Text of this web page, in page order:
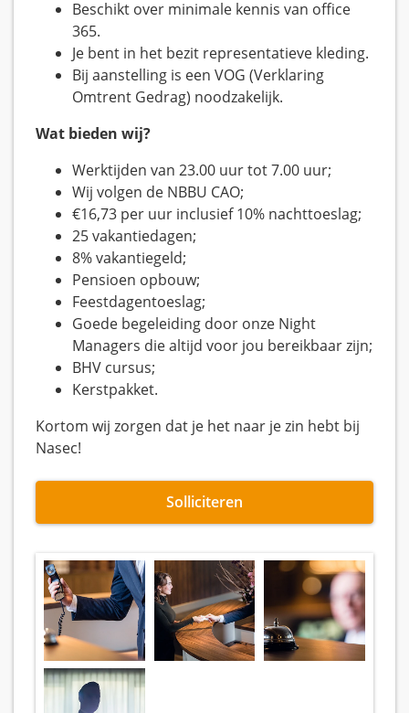
Beschikt over minimale kennis van office
365.
Je bent in het bezit representatieve kleding.
Bij aanstelling is een VOG (Verklaring
Omtrent Gedrag) noodzakelijk.
Wat bieden wij?
Werktijden van 23.00 uur tot 7.00 uur;
Wij volgen de NBBU CAO;
€16,73 per uur inclusief 10% nachttoeslag;
25 vakantiedagen;
8% vakantiegeld;
Pensioen opbouw;
Feestdagentoeslag;
Goede begeleiding door onze Night
Managers die altijd voor jou bereikbaar zijn;
BHV cursus;
Kerstpakket.
Kortom wij zorgen dat je het naar je zin hebt bij
Nasec!
Solliciteren